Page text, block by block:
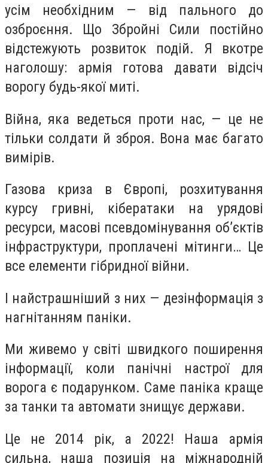
усім необхідним — від пального до
озброєння. Що Збройні Сили постійно
відстежують розвиток подій. Я вкотре
наголошу: армія готова давати відсіч
ворогу будь-якої миті.
Війна, яка ведеться проти нас, — це не
тільки солдати й зброя. Вона має багато
вимірів.
Газова криза в Європі, розхитування
курсу гривні, кібератаки на урядові
ресурси, масові псевдомінування об’єктів
інфраструктури, проплачені мітинги… Це
все елементи гібридної війни.
І найстрашніший з них — дезінформація з
нагнітанням паніки.
Ми живемо у світі швидкого поширення
інформації, коли панічні настрої для
ворога є подарунком. Саме паніка краще
за танки та автомати знищує держави.
Це не 2014 рік, а 2022! Наша армія
сильна, наша позиція на міжнародній